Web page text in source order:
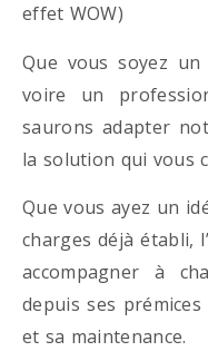
effet WOW)
Que vous soyez
voire un
saurons adapter
la solution qui vous
Que vous ayez un
charges déjà établi,
accompagner à
depuis ses
et sa maintenance.